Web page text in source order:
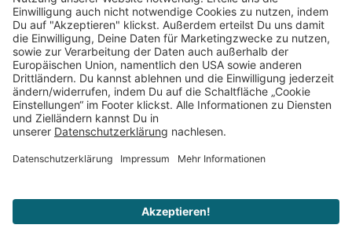
Mitglied im:
Impressum AGB Widerrufsbelehrung
Vertrag widerrufen